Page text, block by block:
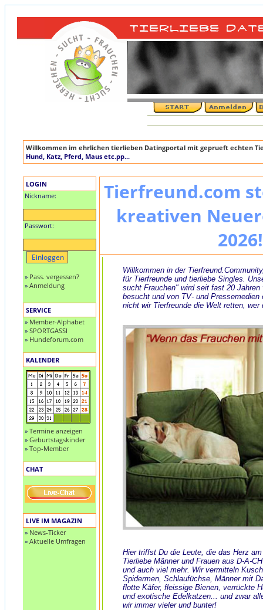
Willkommen im ehrlichen tierlieben Datingportal mit geprueft echten
Hund, Katz, Pferd, Maus etc.pp...
LOGIN
Nickname:
Passwort:
» Pass. vergessen?
» Anmeldung
SERVICE
» Member-Alphabet
» SPORTGASSI
» Hundeforum.com
KALENDER
» Termine anzeigen
» Geburtstagskinder
» Top-Member
CHAT
LIVE IM MAGAZIN
» News-Ticker
» Aktuelle Umfragen
Tierfreund.com
kreativen
2026!
Willkommen in der
für Tierfreunde und tierliebe Singles.
sucht Frauchen" wird seit fast 20 Jahren
besucht und von TV- und Pressemedien
nicht wir Tierfreunde die Welt retten, wer
Hier triffst Du die Leute, die das Herz
Tierliebe Männer und Frauen aus D-A-
und auch viel mehr. Wir vermitteln
Spidermen, Schlaufüchse, Männer mit
flotte Käfer, fleissige Bienen, verrückte
und exotische Edelkatzen... und zwar
wir immer vieler und bunter!